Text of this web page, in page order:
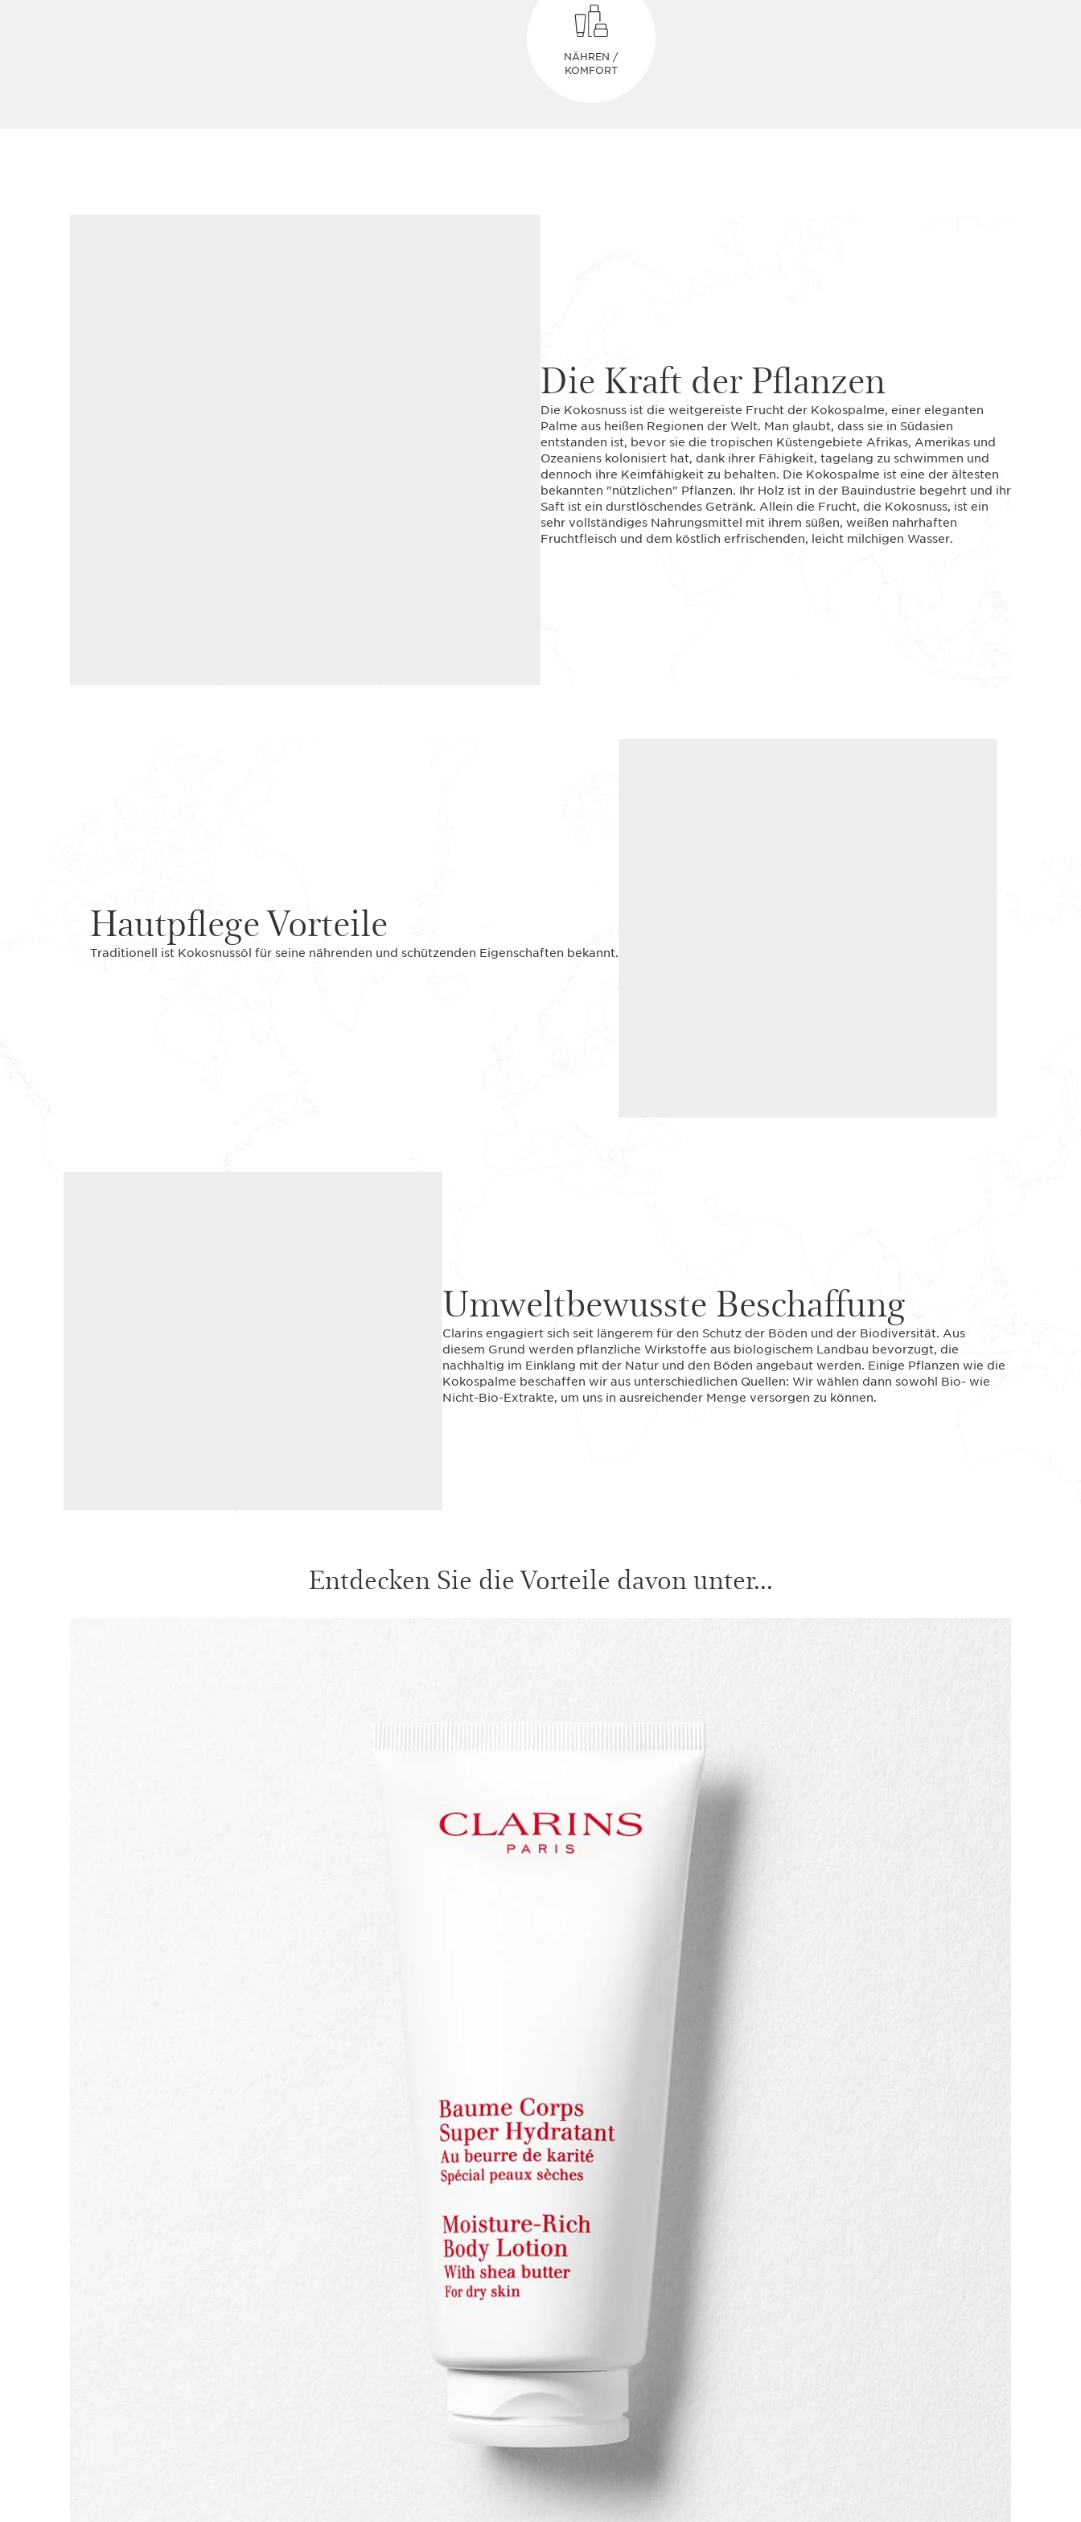
NÄHREN /
KOMFORT
Die Kraft der Pflanzen
Die Kokosnuss ist die weitgereiste Frucht der Kokospalme, einer eleganten
Palme aus heißen Regionen der Welt. Man glaubt, dass sie in Südasien
entstanden ist, bevor sie die tropischen Küstengebiete Afrikas, Amerikas und
Ozeaniens kolonisiert hat, dank ihrer Fähigkeit, tagelang zu schwimmen und
dennoch ihre Keimfähigkeit zu behalten. Die Kokospalme ist eine der ältesten
bekannten "nützlichen" Pflanzen. Ihr Holz ist in der Bauindustrie begehrt und ihr
Saft ist ein durstlöschendes Getränk. Allein die Frucht, die Kokosnuss, ist ein
sehr vollständiges Nahrungsmittel mit ihrem süßen, weißen nahrhaften
Fruchtfleisch und dem köstlich erfrischenden, leicht milchigen Wasser.
Hautpflege Vorteile
Traditionell ist Kokosnussöl für seine nährenden und schützenden Eigenschaften bekannt.
Umweltbewusste Beschaffung
Clarins engagiert sich seit längerem für den Schutz der Böden und der Biodiversität. Aus
diesem Grund werden pflanzliche Wirkstoffe aus biologischem Landbau bevorzugt, die
nachhaltig im Einklang mit der Natur und den Böden angebaut werden. Einige Pflanzen wie die
Kokospalme beschaffen wir aus unterschiedlichen Quellen: Wir wählen dann sowohl Bio- wie
Nicht-Bio-Extrakte, um uns in ausreichender Menge versorgen zu können.
Entdecken Sie die Vorteile davon unter...